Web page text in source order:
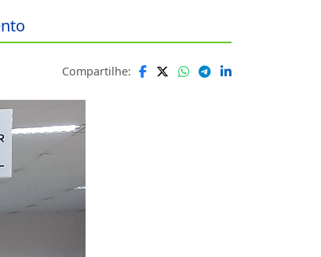
Compartilhe: